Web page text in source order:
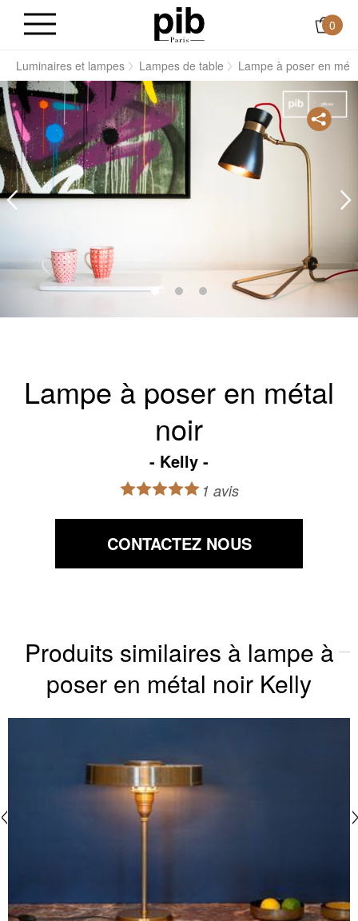
0
Luminaires et lampes Lampes de table Lampe à poser en
Lampe à poser en métal
noir
Kelly
1 avis
CONTACTEZ NOUS
Produits similaires à lampe à
poser en métal noir Kelly